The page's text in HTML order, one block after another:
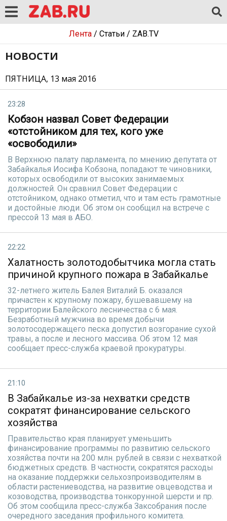
Лента/ Статьи/ ZAB.TV
НОВОСТИ
ПЯТНИЦА, 13 мая 2016
23:28
Кобзон назвал Совет Федерации
«отстойником для тех, кого уже
«освободили»
В Верхнюю палату парламента, по мнению депутата от
Забайкалья Иосифа Кобзона, попадают те чиновники,
которых освободили от высоких занимаемых
должностей. Он сравнил Совет Федерации с
отстойником, однако отметил, что и там есть грамотные
и достойные люди. Об этом он сообщил на встрече с
прессой 13 мая в АБО.
22:22
Халатность золотодобытчика могла стать
причиной крупного пожара в Забайкалье
32-летнего житель Балея Виталий Б. оказался
причастен к крупному пожару, бушевавшему на
территории Балейского лесничества с 6 мая.
Безработный мужчина во время добычи
золотосодержащего песка допустил возгорание сухой
травы, а после и лесного массива. Об этом 12 мая
сообщает пресс-служба краевой прокуратуры.
21:10
В Забайкалье из-за нехватки средств
сократят финансирование сельского
хозяйства
Правительство края планирует уменьшить
финансирование программы по развитию сельского
хозяйства почти на 200 млн. рублей в связи с нехваткой
бюджетных средств. В частности, сократятся расходы
на оказание поддержки сельхозпроизводителям в
области растениеводства, на развитие овцеводства и
козоводства, производства тонкорунной шерсти и пр.
Об этом сообщила пресс-служба Заксобрания после
очередного заседания профильного комитета.